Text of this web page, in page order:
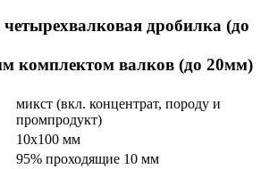
четырехвалковая дробилка (до
комплектом валков (до 20мм)
микст (вкл. концентрат, породу и
промпродукт)
10x100 мм
95% проходящие 10 мм